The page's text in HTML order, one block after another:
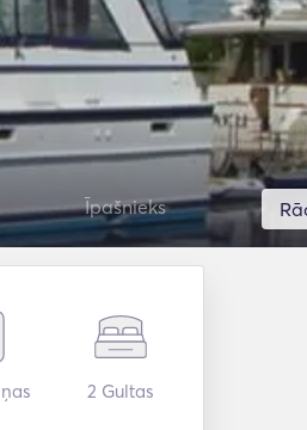
Īpašnieks
2 Gultas